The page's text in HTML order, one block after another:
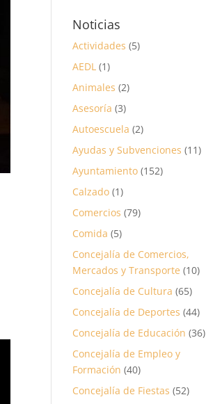
Noticias
Actividades (5)
AEDL (1)
Animales (2)
Asesoría (3)
Autoescuela (2)
Ayudas y Subvenciones (11)
Ayuntamiento (152)
Calzado (1)
Comercios (79)
Comida (5)
Concejalía de Comercios,
Mercados y Transporte (10)
Concejalía de Cultura (65)
Concejalía de Deportes (44)
Concejalía de Educación (36)
Concejalía de Empleo y
Formación (40)
Concejalía de Fiestas (52)